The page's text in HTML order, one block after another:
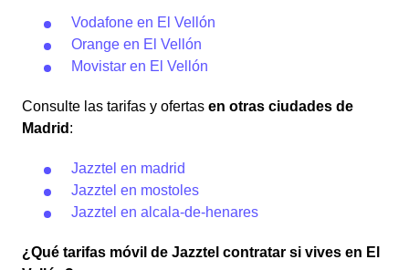
Vodafone en El Vellón
Orange en El Vellón
Movistar en El Vellón
Consulte las tarifas y ofertas en otras ciudades de
Madrid :
Jazztel en madrid
Jazztel en mostoles
Jazztel en alcala-de-henares
¿Qué tarifas móvil de Jazztel contratar si vives en El